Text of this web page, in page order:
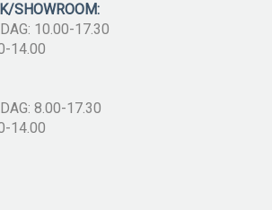
SHOWROOM:
10.00-17.30
14.00
8.00-17.30
14.00